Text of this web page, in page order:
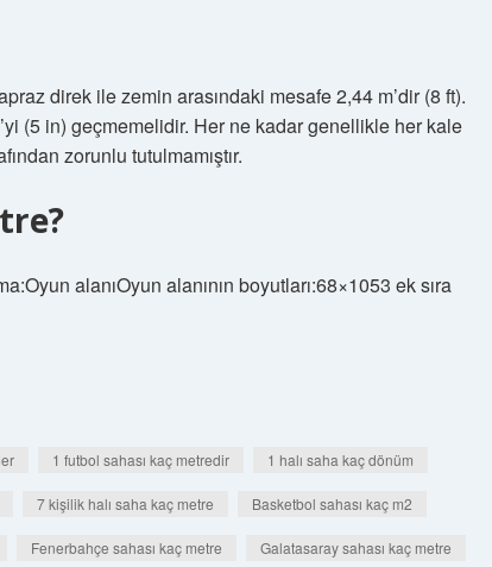
direk ile zemin arasındaki mesafe 2,44 m’dir (8 ft).
(5 in) geçmemelidir. Her ne kadar genellikle her kale
zorunlu tutulmamıştır.
alanıOyun alanının boyutları:68×1053 ek sıra
1 futbol sahası kaç metredir 1 halı saha kaç dönüm
7 kişilik halı saha kaç metre Basketbol sahası kaç m2
Fenerbahçe sahası kaç metre Galatasaray sahası kaç metre